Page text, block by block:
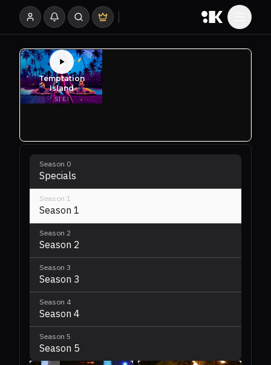
Season 0
Specials
Season 1
Season 1
Season 2
Season 2
Season 3
Season 3
Season 4
Season 4
Season 5
Season 5